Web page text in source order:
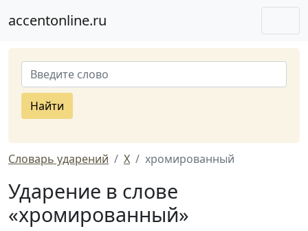
accentonline.ru
Найти
Словарь ударений Х хромированный
Ударение в слове
«хромированный»